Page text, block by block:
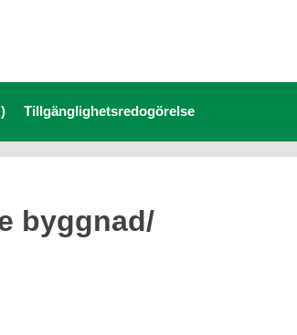
Tillgänglighetsredogörelse
byggnad/